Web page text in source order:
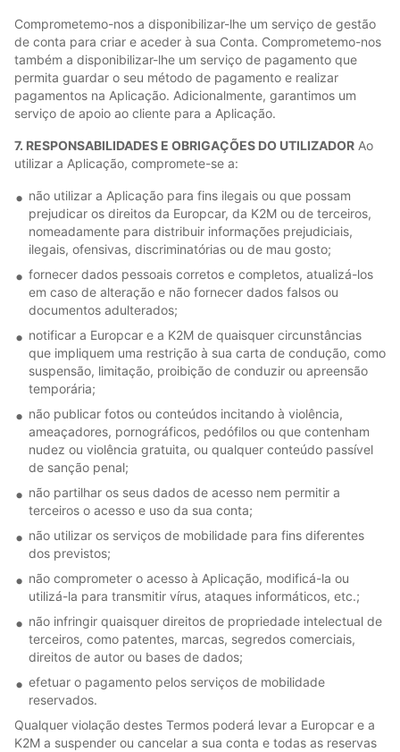
Comprometemo-nos a disponibilizar-lhe um serviço de gestão
de conta para criar e aceder à sua Conta. Comprometemo-nos
também a disponibilizar-lhe um serviço de pagamento que
permita guardar o seu método de pagamento e realizar
pagamentos na Aplicação. Adicionalmente, garantimos um
serviço de apoio ao cliente para a Aplicação.
7. RESPONSABILIDADES E OBRIGAÇÕES DO UTILIZADOR Ao
utilizar a Aplicação, compromete-se a:
não utilizar a Aplicação para fins ilegais ou que possam
prejudicar os direitos da Europcar, da K2M ou de terceiros,
nomeadamente para distribuir informações prejudiciais,
ilegais, ofensivas, discriminatórias ou de mau gosto;
fornecer dados pessoais corretos e completos, atualizá-los
em caso de alteração e não fornecer dados falsos ou
documentos adulterados;
notificar a Europcar e a K2M de quaisquer circunstâncias
que impliquem uma restrição à sua carta de condução, como
suspensão, limitação, proibição de conduzir ou apreensão
temporária;
não publicar fotos ou conteúdos incitando à violência,
ameaçadores, pornográficos, pedófilos ou que contenham
nudez ou violência gratuita, ou qualquer conteúdo passível
de sanção penal;
não partilhar os seus dados de acesso nem permitir a
terceiros o acesso e uso da sua conta;
não utilizar os serviços de mobilidade para fins diferentes
dos previstos;
não comprometer o acesso à Aplicação, modificá-la ou
utilizá-la para transmitir vírus, ataques informáticos, etc.;
não infringir quaisquer direitos de propriedade intelectual de
terceiros, como patentes, marcas, segredos comerciais,
direitos de autor ou bases de dados;
efetuar o pagamento pelos serviços de mobilidade
reservados.
Qualquer violação destes Termos poderá levar a Europcar e a
K2M a suspender ou cancelar a sua conta e todas as reservas